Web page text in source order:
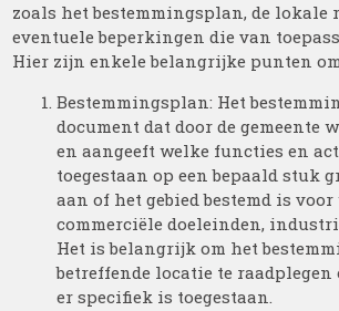
zoals het bestemmingsplan, de lokale
eventuele beperkingen die van
Hier zijn enkele belangrijke punten
Bestemmingsplan: Het
document dat door de gemeente
en aangeeft welke functies en
toegestaan op een bepaald stuk
aan of het gebied bestemd is
commerciële doeleinden,
Het is belangrijk om het
betreffende locatie te raadplegen
er specifiek is toegestaan.